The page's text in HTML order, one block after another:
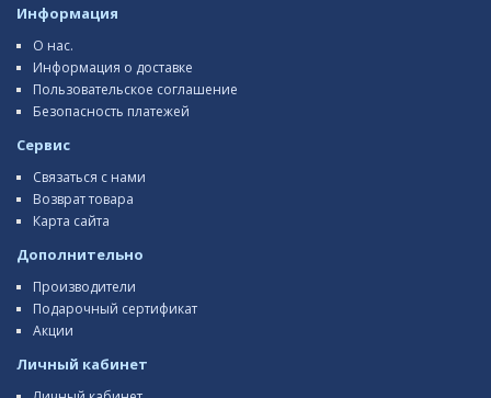
Информация
О нас.
Информация о доставке
Пользовательское соглашение
Безопасность платежей
Сервис
Связаться с нами
Возврат товара
Карта сайта
Дополнительно
Производители
Подарочный сертификат
Акции
Личный кабинет